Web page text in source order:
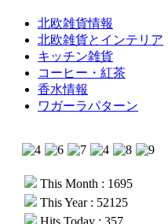
北欧雑貨情報
北欧雑貨とインテリア
キッチン雑貨
コーヒー・紅茶
香水情報
ワガーラパターン
This Month : 1695
This Year : 52125
Hits Today : 357